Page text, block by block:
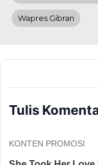
Wapres Gibran
Tulis